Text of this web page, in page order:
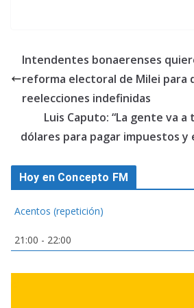
Intendentes bonaerenses
reforma electoral de Milei para
reelecciones indefinidas
Luis Caputo: “La gente va
dólares para pagar impuestos y
Hoy en Concepto FM
Acentos (repetición)
21:00 - 22:00